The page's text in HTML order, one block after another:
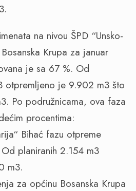
na nivou ŠPD “Unsko-
Krupa za januar
je sa 67 %. Od
otpremljeno je 9.902 m3 što
Po podružnicama, ova faza
procentima:
Bihać fazu otpreme
planiranih 2.154 m3
m3.
za općinu Bosanska Krupa